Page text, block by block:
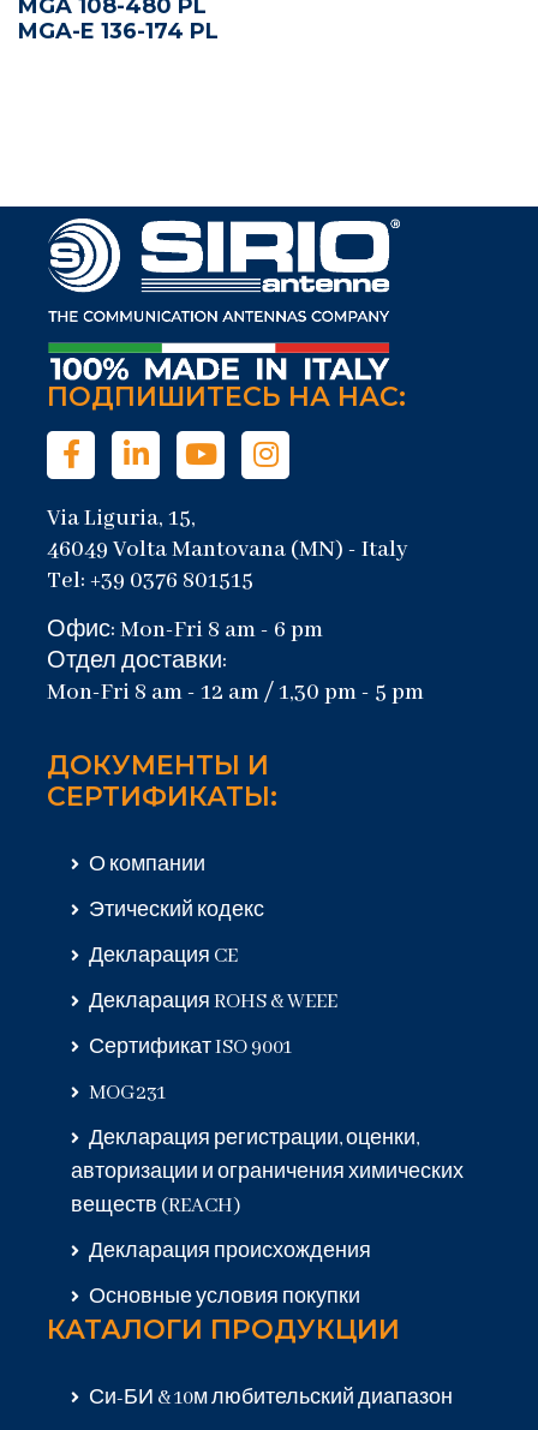
MGA 108-480 PL
MGA-E 136-174 PL
ПОДПИШИТЕСЬ НА НАС:
Via Liguria, 15,
46049 Volta Mantovana (MN) - Italy
Tel: +39 0376 801515
Офис: Mon-Fri 8 am - 6 pm
Отдел доставки:
Mon-Fri 8 am - 12 am / 1,30 pm - 5 pm
ДОКУМЕНТЫ И
СЕРТИФИКАТЫ:
О компании
Этический кодекс
Декларация CE
Декларация ROHS & WEEE
Сертификат ISO 9001
MOG231
Декларация регистрации, оценки,
авторизации и ограничения химических
веществ (REACH)
Декларация происхождения
Основные условия покупки
КАТАЛОГИ ПРОДУКЦИИ
Си-БИ & 10м любительский диапазон